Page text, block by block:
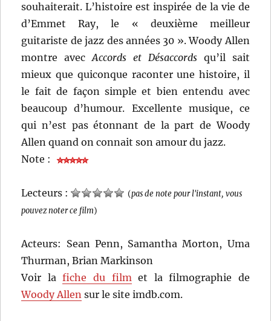
souhaiterait. L’histoire est inspirée de la vie de
d’Emmet Ray, le « deuxième meilleur
guitariste de jazz des années 30 ». Woody Allen
montre avecAccords et Désaccordsqu’il sait
mieux que quiconque raconter une histoire, il
le fait de façon simple et bien entendu avec
beaucoup d’humour. Excellente musique, ce
qui n’est pas étonnant de la part de Woody
Allen quand on connait son amour du jazz.
Note :
Lecteurs : (pas de note pour l'instant, vous
pouvez noter ce film)
Acteurs: Sean Penn, Samantha Morton, Uma
Thurman, Brian Markinson
Voir lafiche du filmet la filmographie de
Woody Allen sur le site imdb.com.